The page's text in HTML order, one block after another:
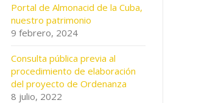
Portal de Almonacid de la Cuba,
nuestro patrimonio
9 febrero, 2024
Consulta pública previa al
procedimiento de elaboración
del proyecto de Ordenanza
8 julio, 2022